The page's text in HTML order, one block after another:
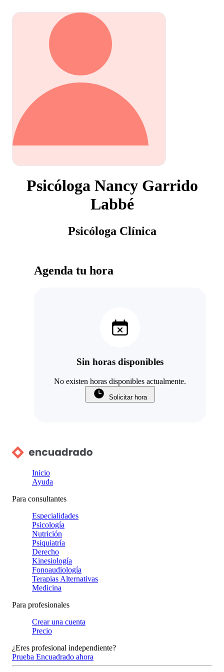
Psicóloga Nancy Garrido
Labbé
Psicóloga Clínica
Agenda tu hora
Sin horas disponibles
No existen horas disponibles actualmente.
Solicitar hora
Inicio
Ayuda
Para consultantes
Especialidades
Psicología
Nutrición
Psiquiatría
Derecho
Kinesiología
Fonoaudiología
Terapias Alternativas
Medicina
Para profesionales
Crear una cuenta
Precio
¿Eres profesional independiente?
Prueba Encuadrado ahora